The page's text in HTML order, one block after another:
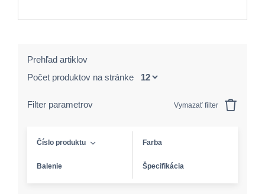
Prehľad artiklov
Počet produktov na stránke
Filter parametrov Vymazať filter
Číslo produktu Farba
Balenie Špecifikácia